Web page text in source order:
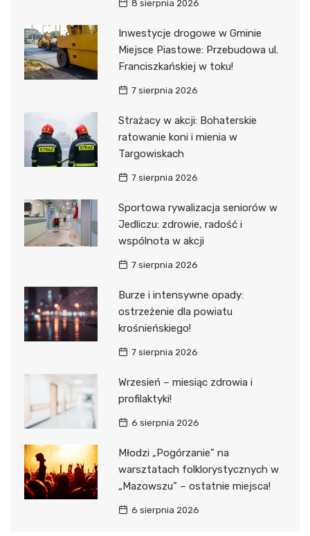
8 sierpnia 2026
Inwestycje drogowe w Gminie
Miejsce Piastowe: Przebudowa ul.
Franciszkańskiej w toku!
7 sierpnia 2026
Strażacy w akcji: Bohaterskie
ratowanie koni i mienia w
Targowiskach
7 sierpnia 2026
Sportowa rywalizacja seniorów w
Jedliczu: zdrowie, radość i
wspólnota w akcji
7 sierpnia 2026
Burze i intensywne opady:
ostrzeżenie dla powiatu
krośnieńskiego!
7 sierpnia 2026
Wrzesień – miesiąc zdrowia i
profilaktyki!
6 sierpnia 2026
Młodzi „Pogórzanie” na
warsztatach folklorystycznych w
„Mazowszu” – ostatnie miejsca!
6 sierpnia 2026